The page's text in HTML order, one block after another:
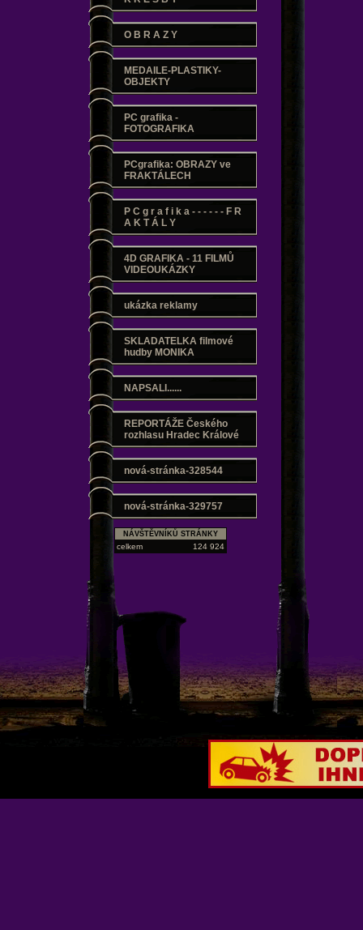
O B R A Z Y
MEDAILE-PLASTIKY-
OBJEKTY
PC grafika -
FOTOGRAFIKA
PCgrafika: OBRAZY ve
FRAKTÁLECH
P C g r a f i k a - - - - - - F R
A K T Á L Y
4D GRAFIKA - 11 FILMŮ
VIDEOUKÁZKY
ukázka reklamy
SKLADATELKA filmové
hudby MONIKA
NAPSALI......
REPORTÁŽE Českého
rozhlasu Hradec Králové
nová-stránka-328544
nová-stránka-329757
NÁVŠTĚVNÍKŮ STRÁNKY
celkem 124 924